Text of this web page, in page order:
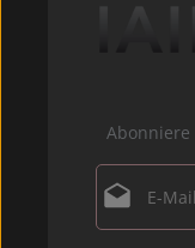
E-Mail-